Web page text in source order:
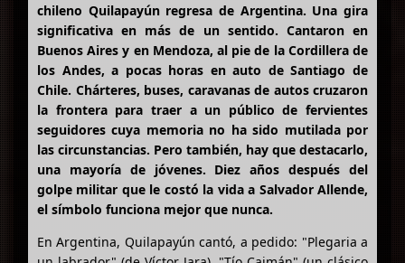
chileno Quilapayún regresa de Argentina. Una gira
significativa en más de un sentido. Cantaron en
Buenos Aires y en Mendoza, al pie de la Cordillera de
los Andes, a pocas horas en auto de Santiago de
Chile. Chárteres, buses, caravanas de autos cruzaron
la frontera para traer a un público de fervientes
seguidores cuya memoria no ha sido mutilada por
las circunstancias. Pero también, hay que destacarlo,
una mayoría de jóvenes. Diez años después del
golpe militar que le costó la vida a Salvador Allende,
el símbolo funciona mejor que nunca.
En Argentina, Quilapayún cantó, a pedido: "Plegaria a